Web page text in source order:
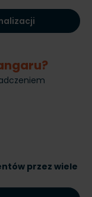
przez wiele